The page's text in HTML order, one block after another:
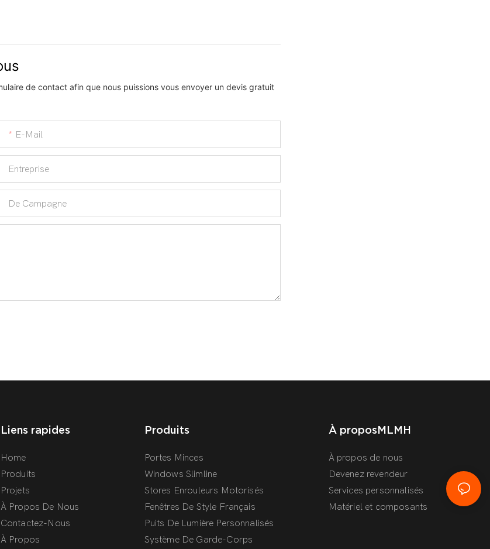
de contact afin que nous puissions vous envoyer un devis gratuit
E-Mail
Entreprise
De Campagne
Liens rapides
Home
Produits
Projets
À Propos De Nous
Contactez-Nous
À Propos
Produits
Portes Minces
Windows Slimline
Stores Enrouleurs Motorisés
Fenêtres De Style Français
Puits De Lumière Personnalisés
Système De Garde-Corps
À proposMLMH
À propos de nous
Devenez revendeur
Services personnalisés
Matériel et composants